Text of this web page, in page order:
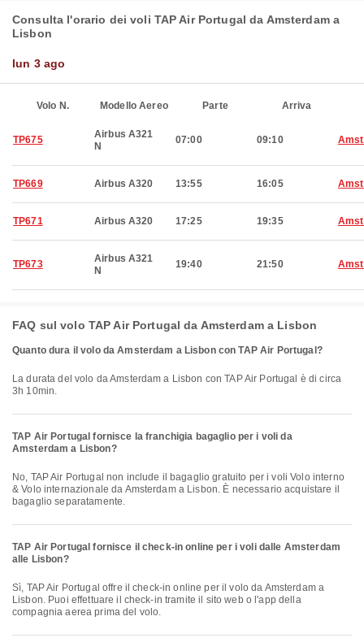
Consulta l'orario dei voli TAP Air Portugal da Amsterdam a
Lisbon
lun 3 ago
Volo N. Modello Aereo Parte Arriva
TP675
Airbus A321
N
07:00 09:10
TP669 Airbus A320 13:55 16:05
TP671 Airbus A320 17:25 19:35
TP673
Airbus A321
N
19:40 21:50
FAQ sul volo TAP Air Portugal da Amsterdam a Lisbon
Quanto dura il volo da Amsterdam a Lisbon con TAP Air Portugal?
La durata del volo da Amsterdam a Lisbon con TAP Air Portugal è di circa
3h 10min.
TAP Air Portugal fornisce la franchigia bagaglio per i voli da
Amsterdam a Lisbon?
No, TAP Air Portugal non include il bagaglio gratuito per i voli Volo interno
& Volo internazionale da Amsterdam a Lisbon. È necessario acquistare il
bagaglio separatamente.
TAP Air Portugal fornisce il check-in online per i voli dalle Amsterdam
alle Lisbon?
Sì, TAP Air Portugal offre il check-in online per il volo da Amsterdam a
Lisbon. Puoi effettuare il check-in tramite il sito web o l'app della
compagnia aerea prima del volo.